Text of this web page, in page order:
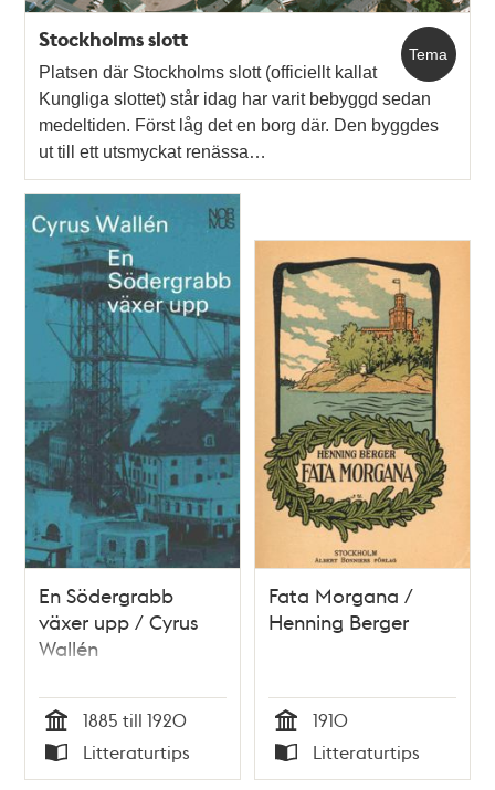
Tema
Stockholms slott
Platsen där Stockholms slott (officiellt kallat
Kungliga slottet) står idag har varit bebyggd sedan
medeltiden. Först låg det en borg där. Den byggdes
ut till ett utsmyckat renässa…
En Södergrabb
växer upp / Cyrus
Wallén
Tid
1885 till 1920
Typ
Litteraturtips
Fata Morgana /
Henning Berger
Tid
1910
Typ
Litteraturtips